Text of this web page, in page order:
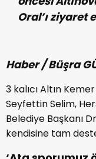
Oral’ı ziyaret
Haber / Büşra
3 kalıcı Altın
Seyfettin Selim,
Belediye Başkanı
kendisine tam